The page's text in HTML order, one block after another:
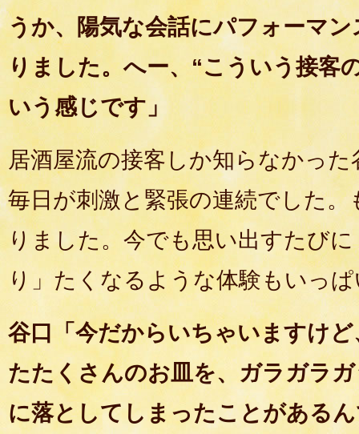
うか、陽気な会話にパフォーマ
りました。へー、“こういう接客
いう感じです」
居酒屋流の接客しか知らなかっ
毎日が刺激と緊張の連続でした
りました。今でも思い出すたび
り」たくなるような体験もいっ
谷口「今だからいちゃいますけ
たたくさんのお皿を、ガラガラ
に落としてしまったことがある